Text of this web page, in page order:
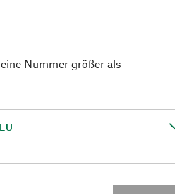
Nummer größer als